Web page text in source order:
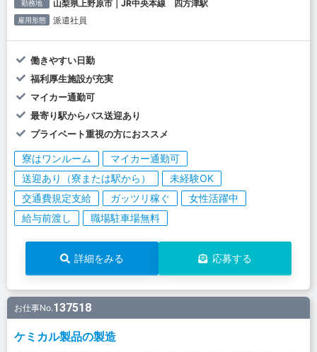
勤務地 山梨県上野原市｜JR中央本線 四方津駅
雇用形態 派遣社員
働きやすい日勤
福利厚生施設が充実
マイカー通勤可
最寄り駅からバス送迎あり
プライベート重視の方におススメ
寮はワンルーム
マイカー通勤可
送迎あり（寮または駅から）
未経験OK
交通費規定支給
ガッツリ稼ぐ
女性活躍中
給与前渡し
職場駐車場無料
詳細をみる 応募する
お仕事No.137518
ケミカル製品の製造